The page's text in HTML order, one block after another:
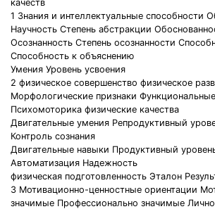
качеств
1 Знания и интеллектуальные способности
Научность Степень абстракции
Осознанность Степень осознанности
Способность к объяснению
Умения Уровень усвоения
2 физическое совершенство физическое
Морфологические признаки
Психомоторика физические качества
Двигательные умения Репродуктивный
Контроль сознания
Двигательные навыки Продуктивный
Автоматизация Надежность
физическая подготовленность Эталон
3 Мотивационно-ценностные ориентации
значимые Профессионально значимые